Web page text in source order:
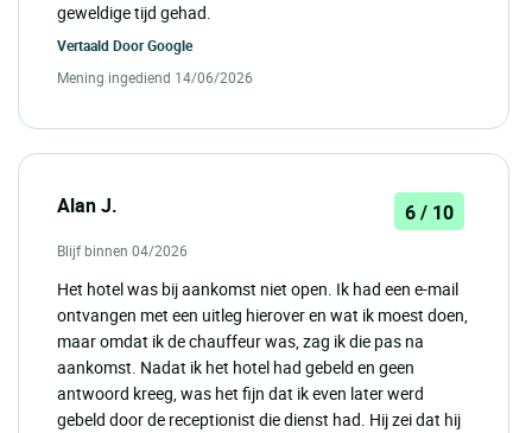
geweldige tijd gehad.
Vertaald DoorGoogle
Mening ingediend 14/06/2026
Alan J. 6 / 10
Blijf binnen 04/2026
Het hotel was bij aankomst niet open. Ik had een e-mail
ontvangen met een uitleg hierover en wat ik moest doen,
maar omdat ik de chauffeur was, zag ik die pas na
aankomst. Nadat ik het hotel had gebeld en geen
antwoord kreeg, was het fijn dat ik even later werd
gebeld door de receptionist die dienst had. Hij zei dat hij